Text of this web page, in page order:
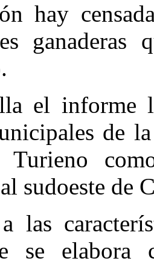
hay
el informe
de
sudoeste de
las
se